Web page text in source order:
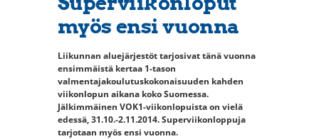
myös ensi vuonna
Liikunnan aluejärjestöt tarjosivat tänä vuonna
ensimmäistä kertaa 1-tason
valmentajakoulutuskokonaisuuden kahden
viikonlopun aikana koko Suomessa.
Jälkimmäinen VOK1-viikonlopuista on vielä
edessä, 31.10.-2.11.2014. Superviikonloppuja
tarjotaan myös ensi vuonna.